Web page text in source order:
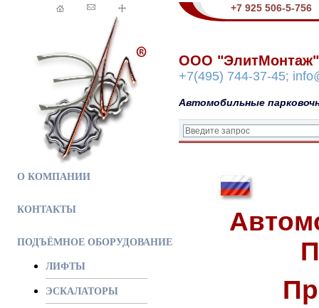
+7 925 506-5-756
ООО "ЭлитМонтаж"
+7(495) 744-37-45;
Автомобильные
О КОМПАНИИ
КОНТАКТЫ
ПОДЪЁМНОЕ ОБОРУДОВАНИЕ
ЛИФТЫ
ЭСКАЛАТОРЫ